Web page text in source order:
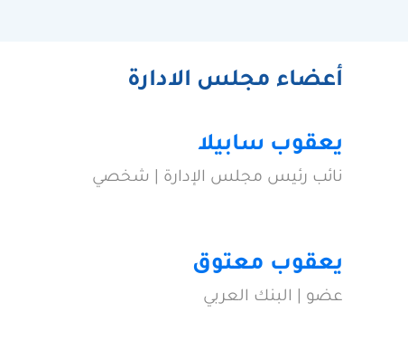
أعضاء مجلس الادارة
يعقوب سابيلا
نائب رئيس مجلس الإدارة | شخصي
يعقوب معتوق
عضو | البنك العربي